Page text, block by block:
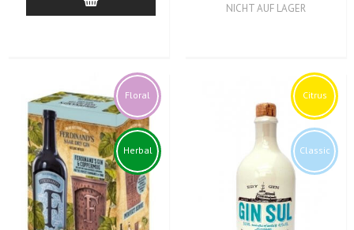
NICHT AUF LAGER
Floral
Herbal
Citrus
Classic